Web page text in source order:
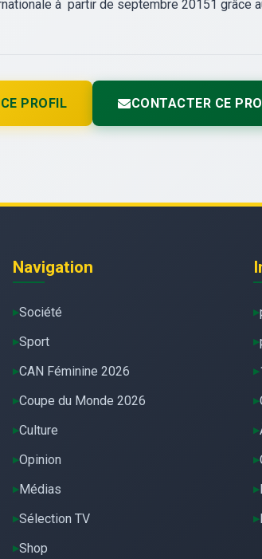
à partir de septembre 20151
PROFIL CONTACTER CE
Navigation
Société
Sport
CAN Féminine 2026
Coupe du Monde 2026
Culture
Opinion
Médias
Sélection TV
Shop